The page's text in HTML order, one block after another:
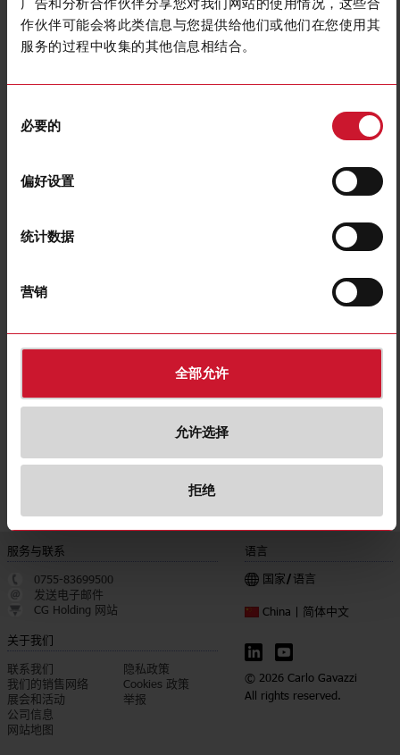
广告和分析合作伙伴分享您对我们网站的使用情况，这些合
作伙伴可能会将此类信息与您提供给他们或他们在您使用其
服务的过程中收集的其他信息相结合。
必要的
偏好设置
统计数据
营销
全部允许
允许选择
拒绝
supply
Low profile plastic UPS
(18)
服务与联系
0755-83699500
发送电子邮件
CG Holding 网站
关于我们
联系我们
我们的销售网络
展会和活动
公司信息
网站地图
隐私政策
Cookies 政策
举报
语言
国家/语言
China | 简体中文
© 2026 Carlo Gavazzi
All rights reserved.